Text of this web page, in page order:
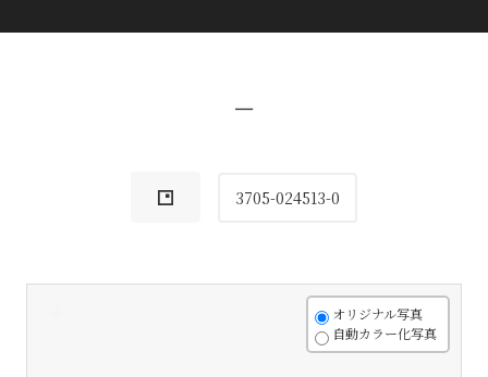
−
3705-024513-0
オリジナル写真
自動カラー化写真